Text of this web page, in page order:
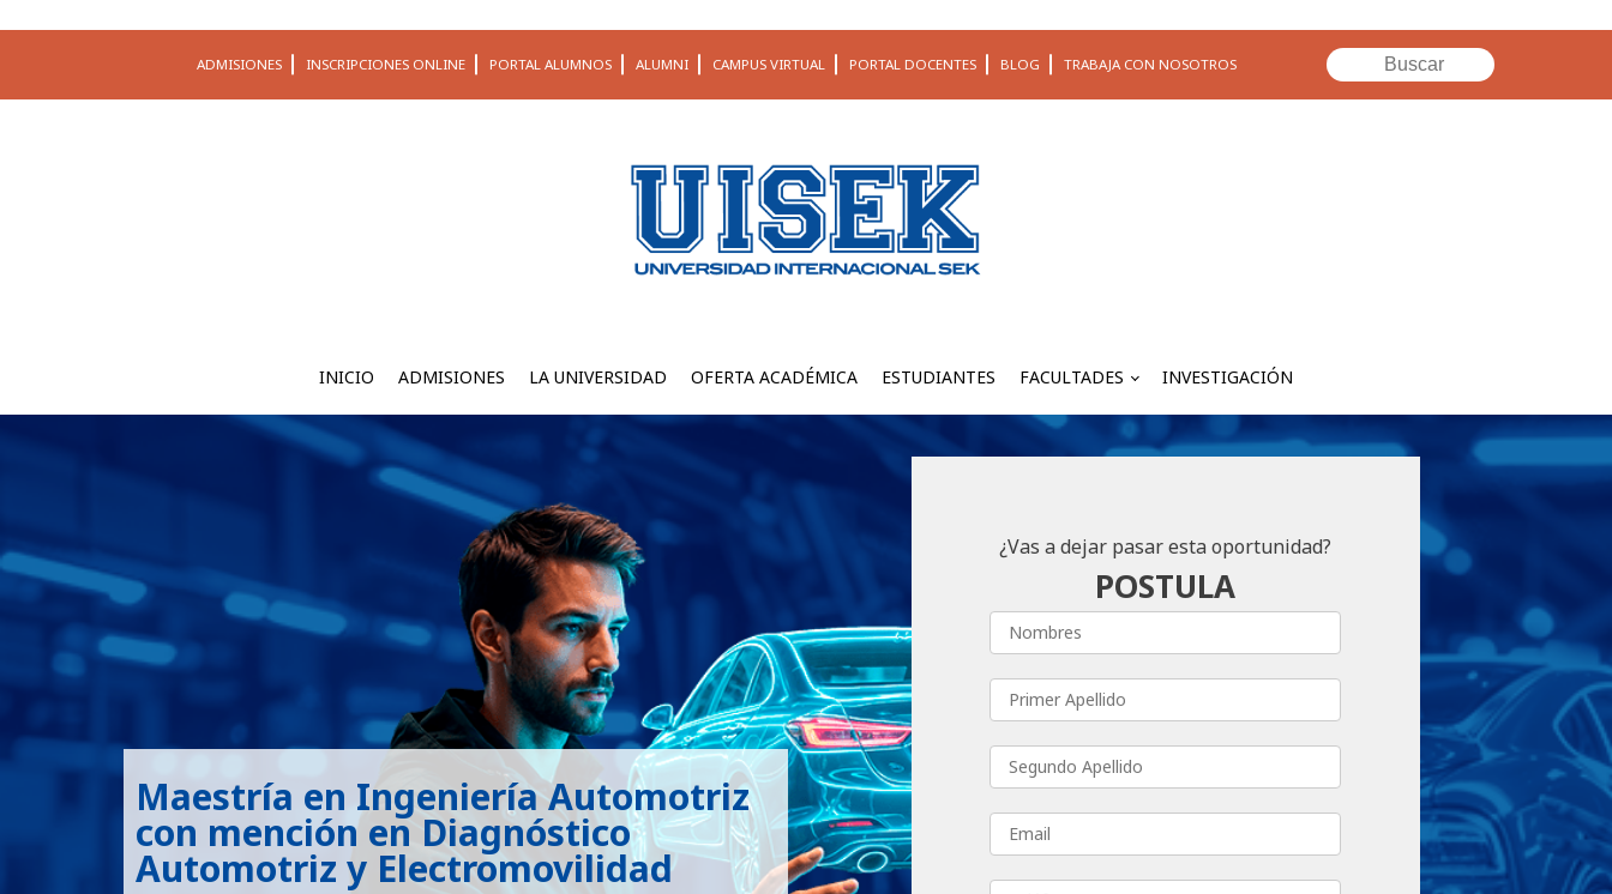
ADMISIONES INSCRIPCIONES ONLINE PORTAL ALUMNOS ALUMNI CAMPUS VIRTUAL PORTAL DOCENTES BLOG TRABAJA CON NOSOTROS
INICIO ADMISIONES LA UNIVERSIDAD OFERTA ACADÉMICA ESTUDIANTES FACULTADES INVESTIGACIÓN
Maestría en Ingeniería Automotriz
con mención en Diagnóstico
Automotriz y Electromovilidad
¿Vas a dejar pasar esta oportunidad?
POSTULA